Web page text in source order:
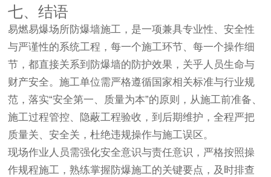
七、结语
易燃易爆场所防爆墙施工，是一项兼具专业性、安全性
与严谨性的系统工程，每一个施工环节、每一个操作细
节，都直接关系到防爆墙的防护效果，关乎人员生命与
财产安全。施工单位需严格遵循国家相关标准与行业规
范，落实“安全第一、质量为本”的原则，从施工前准备、
施工过程管控、隐蔽工程验收，到后期维护，全程严把
质量关、安全关，杜绝违规操作与施工误区。
现场作业人员需强化安全意识与责任意识，严格按照操
作规程施工，熟练掌握防爆施工的关键要点，及时排查